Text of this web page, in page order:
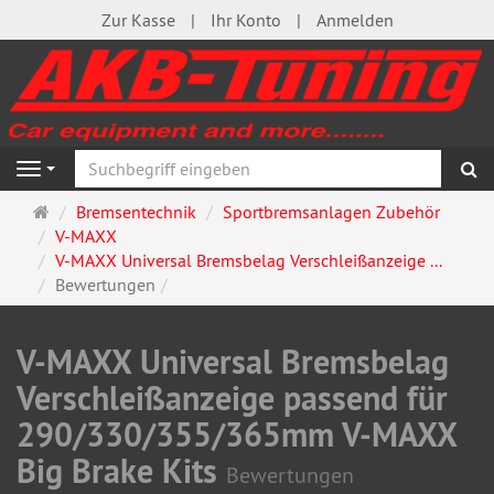
Zur Kasse Ihr Konto Anmelden
Navigation
Startseite
Bremsentechnik
Sportbremsanlagen Zubehör
V-MAXX
V-MAXX Universal Bremsbelag Verschleißanzeige ...
Bewertungen
V-MAXX Universal Bremsbelag
Verschleißanzeige passend für
290/330/355/365mm V-MAXX
Big Brake Kits Bewertungen